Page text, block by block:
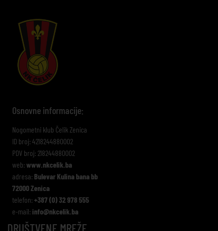
Osnovne informacije:
Nogometni klub Čelik Zenica
ID broj: 4218244880002
PDV broj: 218244880002
web: www.nkcelik.ba
adresa: Bulevar Kulina bana bb
72000 Zenica
telefon: +387 (0) 32 978 555
e-mail: info@nkcelik.ba
DRUŠTVENE MREŽE